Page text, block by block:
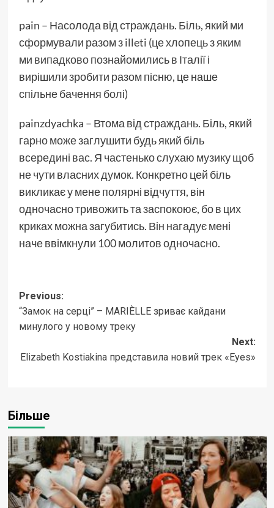
pain – Насолода від страждань. Біль, який ми
сформували разом зilleti (це хлопець з яким
ми випадково познайомились в Італії і
вирішили зробити разом пісню, це наше
спільне бачення болі)
painzdyachka – Втома від страждань. Біль, який
гарно може заглушити будь який біль
всередині вас. Я частенько слухаю музику щоб
не чути власних думок. Конкретно цей біль
викликає у мене полярні відчуття, він
одночасно тривожить та заспокоює, бо в цих
криках можна загубитись. Він нагадує мені
наче ввімкнули 100 молитов одночасно.
Post
navigation
Previous:
“Замок на серці” – MARIÈLLE зриває кайдани
минулого у новому треку
Next:
Elizabeth Kostiakina представила новий трек «Eyes»
Більше